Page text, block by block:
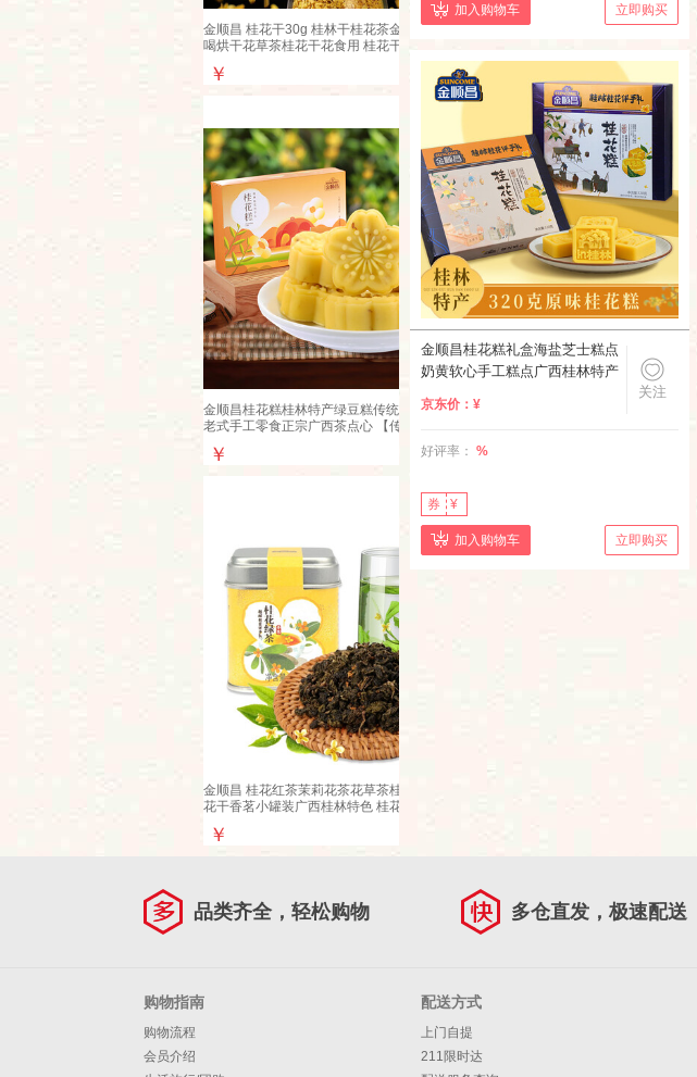
金顺昌 桂花干30g 桂林干桂花茶金桂花泡水
喝烘干花草茶桂花干花食用 桂花干30g*1瓶
￥
金顺昌桂花糕桂林特产绿豆糕传统糕点伴手礼
老式手工零食正宗广西茶点心 【传统经典】
￥
金顺昌 桂花红茶茉莉花茶花草茶桂花绿茶桂
花干香茗小罐装广西桂林特色 桂花绿茶25g
￥
加入购物车 立即购买
关注
金顺昌桂花糕礼盒海盐芝士糕点
奶黄软心手工糕点广西桂林特产
320g礼盒
京东价： ¥
好评率： %
券 ¥
加入购物车 立即购买
品类齐全，轻松购物 多仓直发，极速配送
购物指南
购物流程
会员介绍
配送方式
上门自提
211限时达